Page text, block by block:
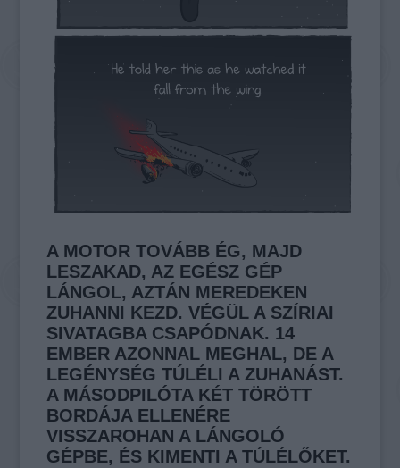
A MOTOR TOVÁBB ÉG, MAJD
LESZAKAD, AZ EGÉSZ GÉP
LÁNGOL, AZTÁN MEREDEKEN
ZUHANNI KEZD. VÉGÜL A SZÍRIAI
SIVATAGBA CSAPÓDNAK. 14
EMBER AZONNAL MEGHAL, DE A
LEGÉNYSÉG TÚLÉLI A ZUHANÁST.
A MÁSODPILÓTA KÉT TÖRÖTT
BORDÁJA ELLENÉRE
VISSZAROHAN A LÁNGOLÓ
GÉPBE, ÉS KIMENTI A TÚLÉLŐKET.